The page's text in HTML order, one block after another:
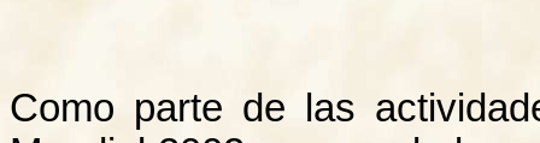
Como parte de las